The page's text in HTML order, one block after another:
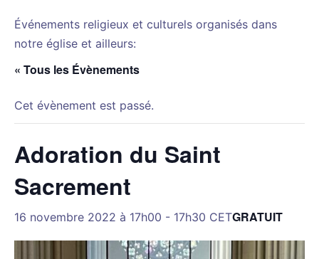
Événements religieux et culturels organisés dans
notre église et ailleurs:
« Tous les Évènements
Cet évènement est passé.
Adoration du Saint
Sacrement
16 novembre 2022 à 17h00 - 17h30 CETGRATUIT